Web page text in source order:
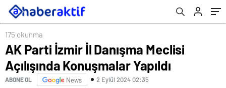
175 okunma
AK Parti İzmir İl Danışma Meclisi
Açılışında Konuşmalar Yapıldı
ABONE OL News 2 Eylül 2024 02:35